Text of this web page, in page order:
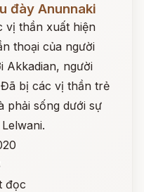
đày Anunnaki
vị thần xuất hiện
thoại của người
Akkadian, người
bị các vị thần trẻ
phải sống dưới sự
đọc